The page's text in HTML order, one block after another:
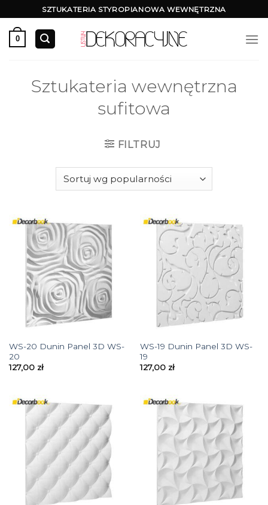
content
SZTUKATERIA STYROPIANOWA WEWNĘTRZNA
0
Sztukateria wewnętrzna
sufitowa
FILTRUJ
WS-20 Dunin Panel 3D WS-
20
127,00 zł
WS-19 Dunin Panel 3D WS-
19
127,00 zł